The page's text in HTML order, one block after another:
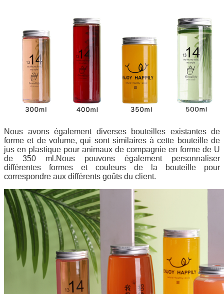
Nous avons également diverses bouteilles existantes de
forme et de volume, qui sont similaires à cette bouteille de
jus en plastique pour animaux de compagnie en forme de U
de 350 ml.Nous pouvons également personnaliser
différentes formes et couleurs de la bouteille pour
correspondre aux différents goûts du client.